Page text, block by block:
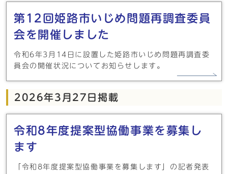
第12回姫路市いじめ問題再調査委員
会を開催しました
令和6年3月14日に設置した姫路市いじめ問題再調査委
員会の開催状況についてお知らせします。
2026年3月27日掲載
令和8年度提案型協働事業を募集し
ます
「令和8年度提案型協働事業を募集します」の記者発表